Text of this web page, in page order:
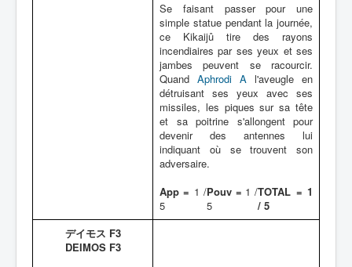
Se faisant passer pour une
simple statue pendant la journée,
ce Kikaijû tire des rayons
incendiaires par ses yeux et ses
jambes peuvent se racourcir.
Quand Aphrodi A l'aveugle en
détruisant ses yeux avec ses
missiles, les piques sur sa tête
et sa poitrine s'allongent pour
devenir des antennes lui
indiquant où se trouvent son
adversaire.
App = 1 /
5
Pouv = 1 /
5
TOTAL = 1
/ 5
デイモス F3
DEIMOS F3